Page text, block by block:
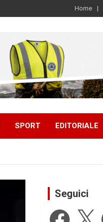
Home
SPORT EDITORIALE
Seguici
Facebook
X